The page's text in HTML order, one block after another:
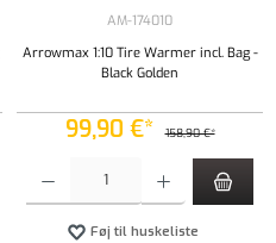
AM-174010
Arrowmax 1:10 Tire Warmer incl. Bag -
Black Golden
99,90 €* 158,90 €*
Føj til huskeliste